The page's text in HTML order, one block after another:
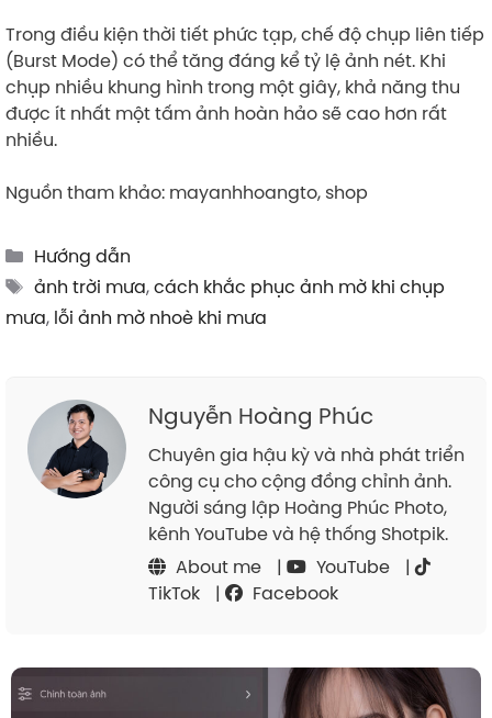
Trong điều kiện thời tiết phức tạp, chế độ chụp liên tiếp
(Burst Mode) có thể tăng đáng kể tỷ lệ ảnh nét. Khi
chụp nhiều khung hình trong một giây, khả năng thu
được ít nhất một tấm ảnh hoàn hảo sẽ cao hơn rất
nhiều.
Nguồn tham khảo: mayanhhoangto, shop
Categories
Hướng dẫn
Tags
ảnh trời mưa,cách khắc phục ảnh mờ khi chụp
mưa, lỗi ảnh mờ nhoè khi mưa
Nguyễn Hoàng Phúc
Chuyên gia hậu kỳ và nhà phát triển
công cụ cho cộng đồng chỉnh ảnh.
Người sáng lập Hoàng Phúc Photo,
kênh YouTube và hệ thống Shotpik.
About me
| YouTube
|
TikTok
| Facebook